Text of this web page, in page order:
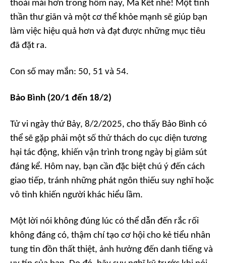
thoải mái hơn trong hôm nay, Ma Kết nhé! Một tinh
thần thư giãn và một cơ thể khỏe mạnh sẽ giúp bạn
làm việc hiệu quả hơn và đạt được những mục tiêu
đã đặt ra.
Con số may mắn: 50, 51 và 54.
Bảo Bình (20/1 đến 18/2)
Tử vi ngày thứ Bảy, 8/2/2025, cho thấy Bảo Bình có
thể sẽ gặp phải một số thử thách do cục diện tương
hại tác động, khiến vận trình trong ngày bị giảm sút
đáng kể. Hôm nay, bạn cần đặc biệt chú ý đến cách
giao tiếp, tránh những phát ngôn thiếu suy nghĩ hoặc
vô tình khiến người khác hiểu lầm.
Một lời nói không đúng lúc có thể dẫn đến rắc rối
không đáng có, thậm chí tạo cơ hội cho kẻ tiểu nhân
tung tin đồn thất thiệt, ảnh hưởng đến danh tiếng và